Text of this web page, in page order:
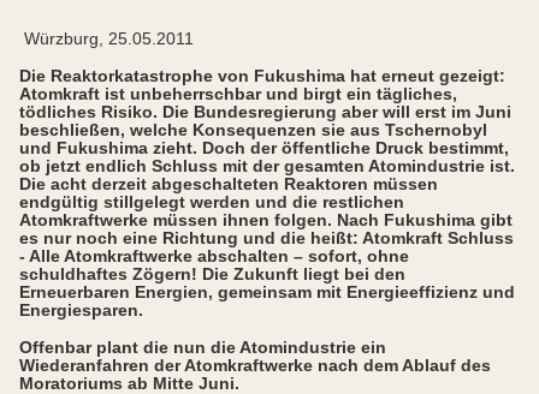
Würzburg, 25.05.2011
Die Reaktorkatastrophe von Fukushima hat erneut gezeigt:
Atomkraft ist unbeherrschbar und birgt ein tägliches,
tödliches Risiko. Die Bundesregierung aber will erst im Juni
beschließen, welche Konsequenzen sie aus Tschernobyl
und Fukushima zieht. Doch der öffentliche Druck bestimmt,
ob jetzt endlich Schluss mit der gesamten Atomindustrie ist.
Die acht derzeit abgeschalteten Reaktoren müssen
endgültig stillgelegt werden und die restlichen
Atomkraftwerke müssen ihnen folgen. Nach Fukushima gibt
es nur noch eine Richtung und die heißt: Atomkraft Schluss
- Alle Atomkraftwerke abschalten – sofort, ohne
schuldhaftes Zögern! Die Zukunft liegt bei den
Erneuerbaren Energien, gemeinsam mit Energieeffizienz und
Energiesparen.
Offenbar plant die nun die Atomindustrie ein
Wiederanfahren der Atomkraftwerke nach dem Ablauf des
Moratoriums ab Mitte Juni.